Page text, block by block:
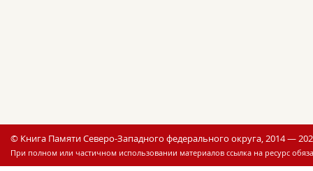
© Книга Памяти Северо-Западного федерального округа, 2014 —
При полном или частичном использовании материалов ссылка на ресурс